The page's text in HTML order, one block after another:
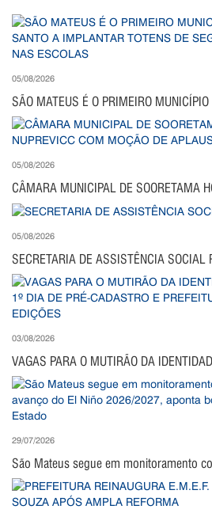
05/08/2026
SÃO MATEUS É O PRIMEIRO MUNICÍPIO
05/08/2026
CÂMARA MUNICIPAL DE SOORETAMA
05/08/2026
SECRETARIA DE ASSISTÊNCIA SOCIAL
03/08/2026
VAGAS PARA O MUTIRÃO DA
29/07/2026
São Mateus segue em monitoramento